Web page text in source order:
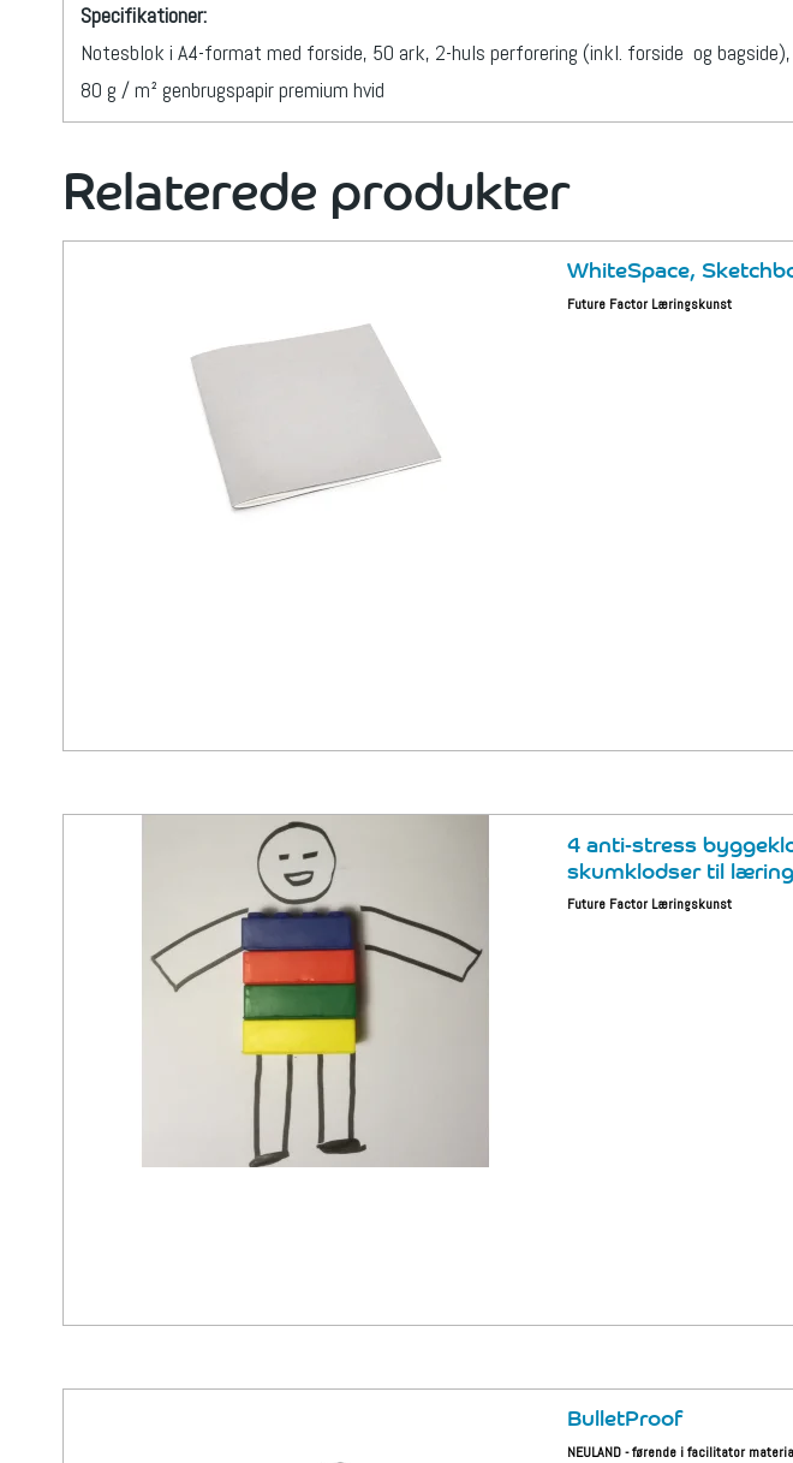
Specifikationer:
Notesblok i A4-format med forside, 50 ark, 2-huls perforering (inkl. forside og bagside),
80 g / m² genbrugspapir premium hvid
Relaterede produkter
WhiteSpace,
Future Factor Læringskunst
4 anti-stress
skumklodser til læring
Future Factor Læringskunst
BulletProof
NEULAND - førende i facilitator